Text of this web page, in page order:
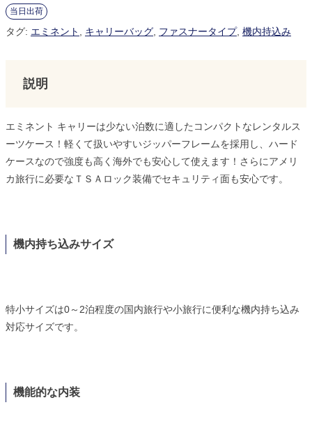
当日出荷
タグ: エミネント キャリーバッグ ファスナータイプ, 機内持込み
説明
エミネント キャリーは少ない泊数に適したコンパクトなレンタルス
ーツケース！軽くて扱いやすいジッパーフレームを採用し、ハード
ケースなので強度も高く海外でも安心して使えます！さらにアメリ
カ旅行に必要なＴＳＡロック装備でセキュリティ面も安心です。
機内持ち込みサイズ
特小サイズは0～2泊程度の国内旅行や小旅行に便利な機内持ち込み
対応サイズです。
機能的な内装